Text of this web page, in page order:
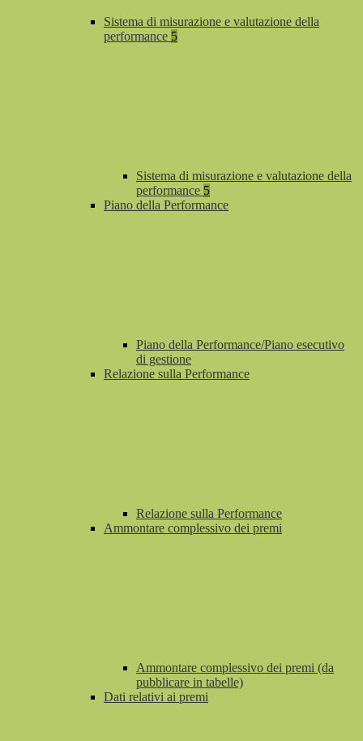
Sistema di misurazione e valutazione della
performance 5
Sistema di misurazione e valutazione della
performance 5
Piano della Performance
Piano della Performance/Piano esecutivo
di gestione
Relazione sulla Performance
Relazione sulla Performance
Ammontare complessivo dei premi
Ammontare complessivo dei premi (da
pubblicare in tabelle)
Dati relativi ai premi